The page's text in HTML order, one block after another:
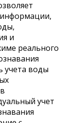
и
реального
учета воды
учет